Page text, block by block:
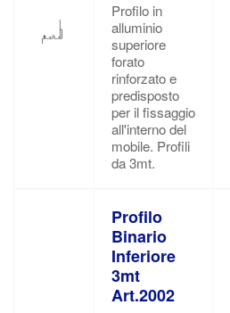
Profilo in
alluminio
superiore
forato
rinforzato e
predisposto
per il fissaggio
all'interno del
mobile. Profili
da 3mt.
Profilo
Binario
Inferiore
3mt
Art.2002